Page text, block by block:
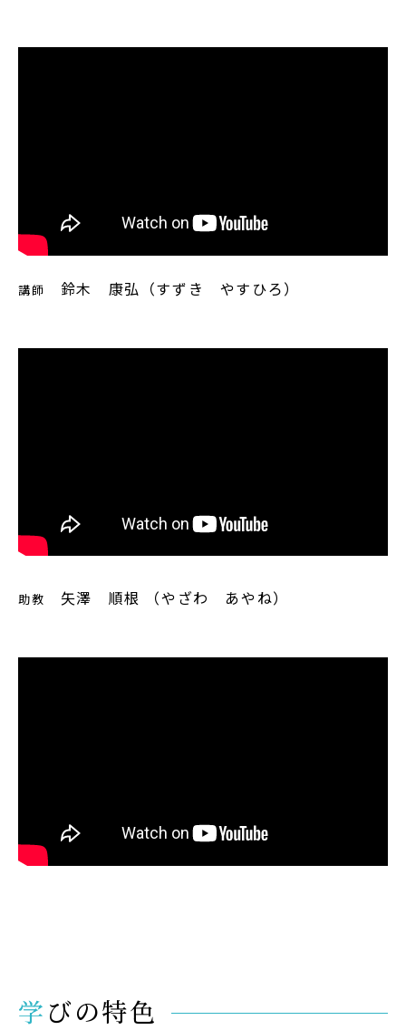
講師 鈴木 康弘（すずき やすひろ）
助教 矢澤 順根 （やざわ あやね）
学びの特色